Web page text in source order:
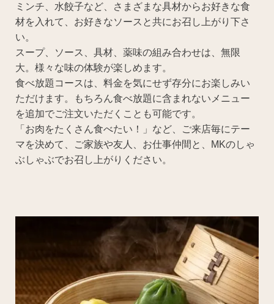
ミンチ、水餃子など、さまざまな具材からお好きな食
材を入れて、お好きなソースと共にお召し上がり下さ
い。
スープ、ソース、具材、薬味の組み合わせは、無限
大。様々な味の体験が楽しめます。
食べ放題コースは、料金を気にせず存分にお楽しみい
ただけます。もちろん食べ放題に含まれないメニュー
を追加でご注文いただくことも可能です。
「お肉をたくさん食べたい！」など、ご来店毎にテー
マを決めて、ご家族や友人、お仕事仲間と、MKのしゃ
ぶしゃぶでお召し上がりください。